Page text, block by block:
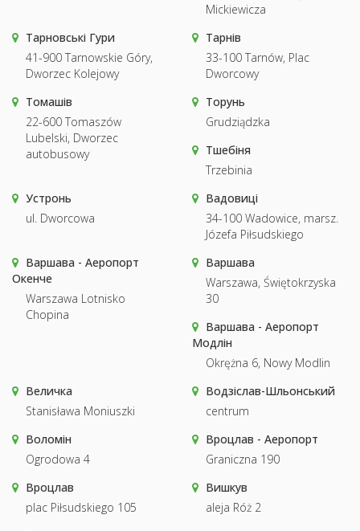
Mickiewicza
Тарновські Гури
41-900 Tarnowskie Góry,
Dworzec Kolejowy
Тарнів
33-100 Tarnów, Plac
Dworcowy
Томашів
22-600 Tomaszów
Lubelski, Dworzec
autobusowy
Торунь
Grudziądzka
Тшебіня
Trzebinia
Устронь
ul. Dworcowa
Вадовиці
34-100 Wadowice, marsz.
Józefa Piłsudskiego
Варшава - Аеропорт
Окенче
Warszawa Lotnisko
Chopina
Варшава
Warszawa, Świętokrzyska
30
Варшава - Аеропорт
Модлін
Okrężna 6, Nowy Modlin
Величка
Stanisława Moniuszki
Водзіслав-Шльонський
centrum
Воломін
Ogrodowa 4
Вроцлав - Аеропорт
Graniczna 190
Вроцлав
plac Piłsudskiego 105
Вишкув
aleja Róż 2